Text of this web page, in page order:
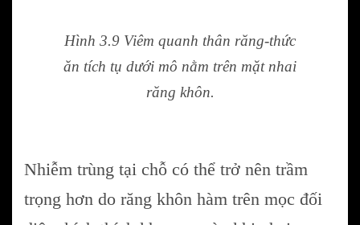
Hình 3.9 Viêm quanh thân răng-thức
ăn tích tụ dưới mô nằm trên mặt nhai
răng khôn.
Nhiễm trùng tại chỗ có thể trở nên trầm
trọng hơn do răng khôn hàm trên mọc đối